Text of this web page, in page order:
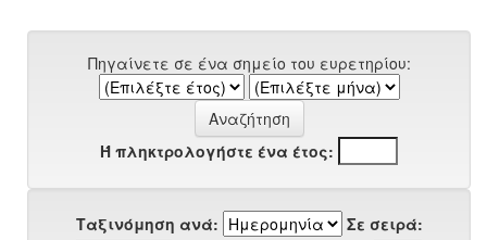
Πηγαίνετε σε ένα σημείο του ευρετηρίου:
Ή πληκτρολογήστε ένα έτος:
Ταξινόμηση ανά:
Σε σειρά: